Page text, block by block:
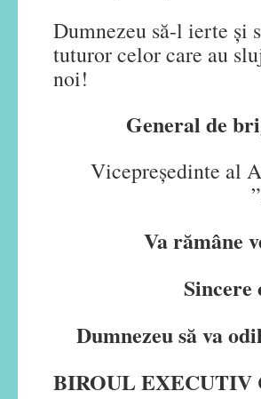
Dumnezeu să-l ierte şi
tuturor celor care au
noi!
General de
Vicepreședinte al
Va rămâne
Dumnezeu să va
BIROUL